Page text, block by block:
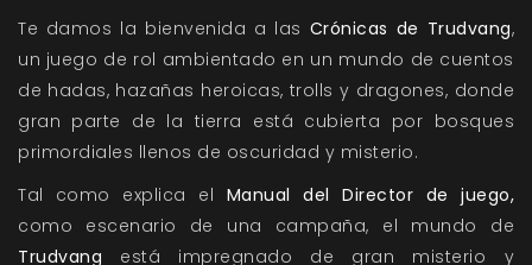
Te damos la bienvenida a las Crónicas de Trudvang,
un juego de rol ambientado en un mundo de cuentos
de hadas, hazañas heroicas, trolls y dragones, donde
gran parte de la tierra está cubierta por bosques
primordiales llenos de oscuridad y misterio.
Tal como explica el Manual del Director de juego,
como escenario de una campaña, el mundo de
Trudvang está impregnado de gran misterio y